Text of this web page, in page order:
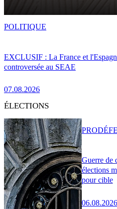
EXCLUSIF : La France et
controversée au SEAE
07.08.2026
POLITIQUE
ÉLECTIONS
Guerre de
élections
pour cible
06.08.2026
PRO